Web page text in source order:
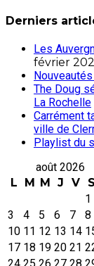
Derniers
Les
février
The Doug
La Rochelle
Carrément
ville de
Playlist du
août 2026
L
M M J V S
1
3
4 5 6 7 8
10 11 12 13 14
17 18 19 20 21